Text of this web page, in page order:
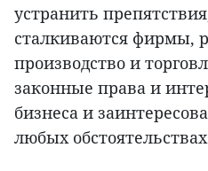
устранить
сталкиваются фирмы,
производство и
законные права и
бизнеса и
любых